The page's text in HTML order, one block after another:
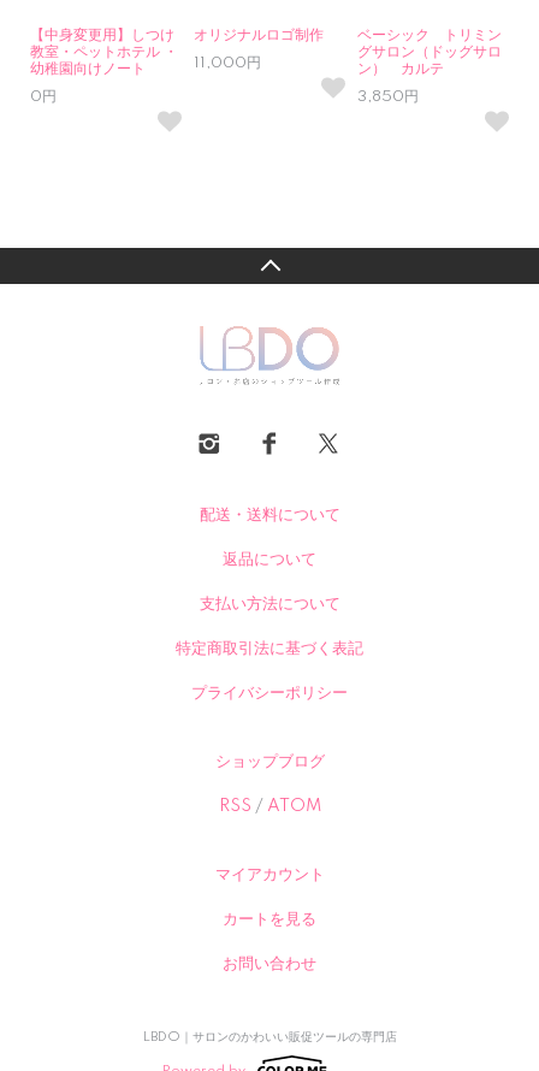
【中身変更用】しつけ
教室・ペットホテル ・
幼稚園向けノート
0円
オリジナルロゴ制作
11,000円
ベーシック トリミン
グサロン（ドッグサロ
ン） カルテ
3,850円
配送・送料について
返品について
支払い方法について
特定商取引法に基づく表記
プライバシーポリシー
ショップブログ
RSS / ATOM
マイアカウント
カートを見る
お問い合わせ
LBDO｜サロンのかわいい販促ツールの専門店